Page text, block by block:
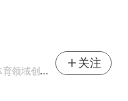
领域创作者
关注